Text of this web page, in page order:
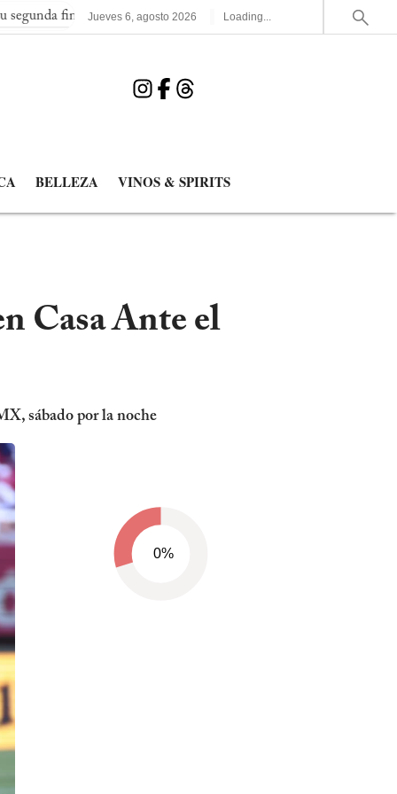
consecutiva del Mundial España elimina a Francia y
Jueves 6,agosto 2026 Loading...
BELLEZA VINOS & SPIRITS
Casa Ante el
sábado por la noche
0%